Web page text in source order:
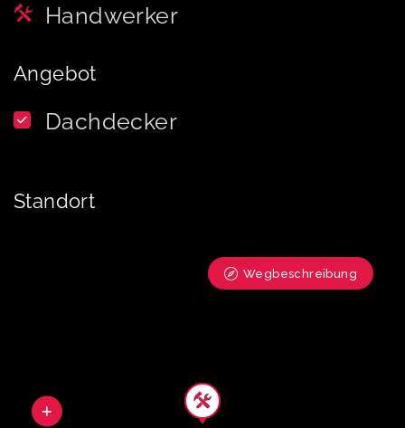
Handwerker
Angebot
Dachdecker
Standort
Wegbeschreibung